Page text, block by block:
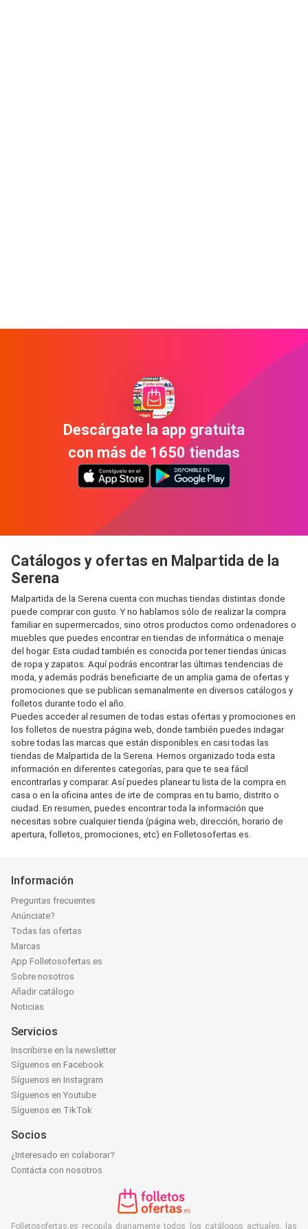
Descárgate la app gratuita
con más de 1650 tiendas
Catálogos y ofertas en Malpartida de la
Serena
Malpartida de la Serena cuenta con muchas tiendas distintas donde
puede comprar con gusto. Y no hablamos sólo de realizar la compra
familiar en supermercados, sino otros productos como ordenadores o
muebles que puedes encontrar en tiendas de informática o menaje
del hogar. Esta ciudad también es conocida por tener tiendas únicas
de ropa y zapatos. Aquí podrás encontrar las últimas tendencias de
moda, y además podrás beneficiarte de un amplia gama de ofertas y
promociones que se publican semanalmente en diversos catálogos y
folletos durante todo el año.
Puedes acceder al resumen de todas estas ofertas y promociones en
los folletos de nuestra página web, donde también puedes indagar
sobre todas las marcas que están disponibles en casi todas las
tiendas de Malpartida de la Serena. Hemos organizado toda esta
información en diferentes categorías, para que te sea fácil
encontrarlas y comparar. Así puedes planear tu lista de la compra en
casa o en la oficina antes de irte de compras en tu barrio, distrito o
ciudad. En resumen, puedes encontrar toda la información que
necesitas sobre cualquier tienda (página web, dirección, horario de
apertura, folletos, promociones, etc) en Folletosofertas.es.
Información
Preguntas frecuentes
Anúnciate?
Todas las ofertas
Marcas
App Folletosofertas.es
Sobre nosotros
Añadir catálogo
Noticias
Servicios
Inscribirse en la newsletter
Síguenos en Facebook
Síguenos en Instagram
Síguenos en Youtube
Síguenos en TikTok
Socios
¿Interesado en colaborar?
Contácta con nosotros
Folletosofertas.es recopila diariamente todos los catálogos actuales, las